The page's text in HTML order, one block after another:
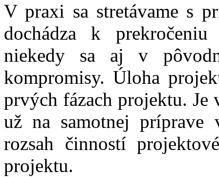
V praxi sa stretávame s
dochádza k
niekedy sa aj v
kompromisy. Úloha
prvých fázach projektu. Je
už na samotnej príprave
rozsah činností
projektu.